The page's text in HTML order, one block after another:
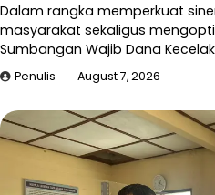
Dalam rangka memperkuat
masyarakat sekaligus
Sumbangan Wajib Dana
Penulis August 7, 2026